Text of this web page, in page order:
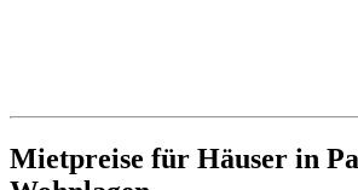
Mietpreise für Häuser in